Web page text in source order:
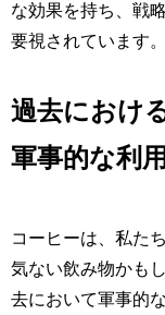
な効果を持ち、戦
要視されています。
過去におけ
軍事的な利
コーヒーは、私た
気ない飲み物かも
去において軍事的